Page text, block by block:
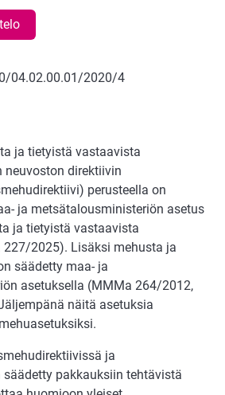
04.02.00.01/2020/4
ja tietyistä vastaavista
direktiivin
perusteella on
ja metsätalousministeriön asetus
ja tietyistä vastaavista
2025). Lisäksi mehusta ja
säädetty maa- ja
asetuksella (MMMa 264/2012,
näitä asetuksia
ja
pakkauksiin tehtävistä